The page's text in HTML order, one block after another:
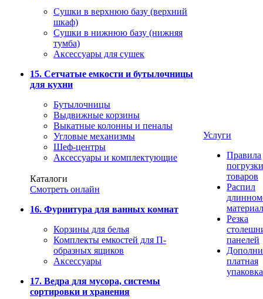
Сушки в верхнюю базу (верхний
шкаф)
Сушки в нижнюю базу (нижняя
тумба)
Аксессуары для сушек
15. Сетчатые емкости и бутылочницы
для кухни
Бутылочницы
Выдвижные корзины
Выкатные колонны и пеналы
Угловые механизмы
Шеф-центры
Аксессуары и комплектующие
Каталоги
Смотреть онлайн
16. Фурнитура для ванных комнат
Корзины для белья
Комплекты емкостей для П-
образных ящиков
Аксессуары
17. Ведра для мусора, системы
сортировки и хранения
Услуги
Правила
погрузки
товаров
Распил
Резка
панелей
платная
упаковка